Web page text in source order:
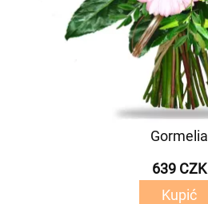
Gormelia
639 CZK
Kupić